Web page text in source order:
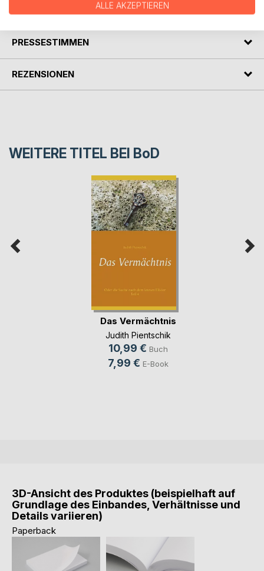
PRESSESTIMMEN
REZENSIONEN
WEITERE TITEL BEI BoD
Das Vermächtnis
Judith Pientschik
10,99 € Buch
7,99 € E-Book
3D-Ansicht des Produktes (beispielhaft auf
Grundlage des Einbandes, Verhältnisse und
Details variieren)
Paperback
ALLE AKZEPTIEREN